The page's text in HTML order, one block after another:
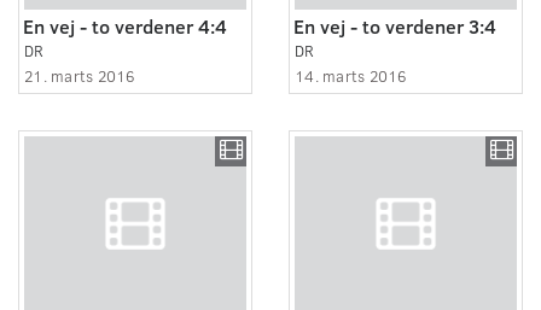
En vej - to verdener 4:4
DR
21. marts 2016
En vej - to verdener 3:4
DR
14. marts 2016